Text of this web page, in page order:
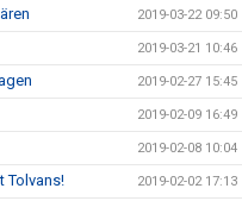
2019-03-22 09:50
2019-03-21 10:46
2019-02-27 15:45
2019-02-09 16:49
2019-02-08 10:04
Tolvans! 2019-02-02 17:13